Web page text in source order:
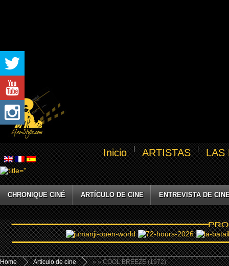
Inicio ARTISTAS LAS
CHRONIQUE CINÉ ARTÍCULO DE CINE ENTREVISTA DE
Home »
Artículo de cine » COOL BREEZE (1972)